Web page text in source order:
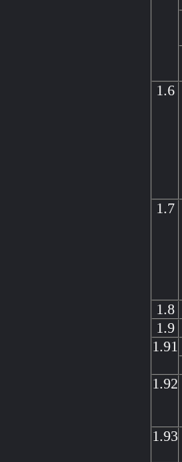
1.6
1.7
1.8
1.9
1.91
1.92
1.93